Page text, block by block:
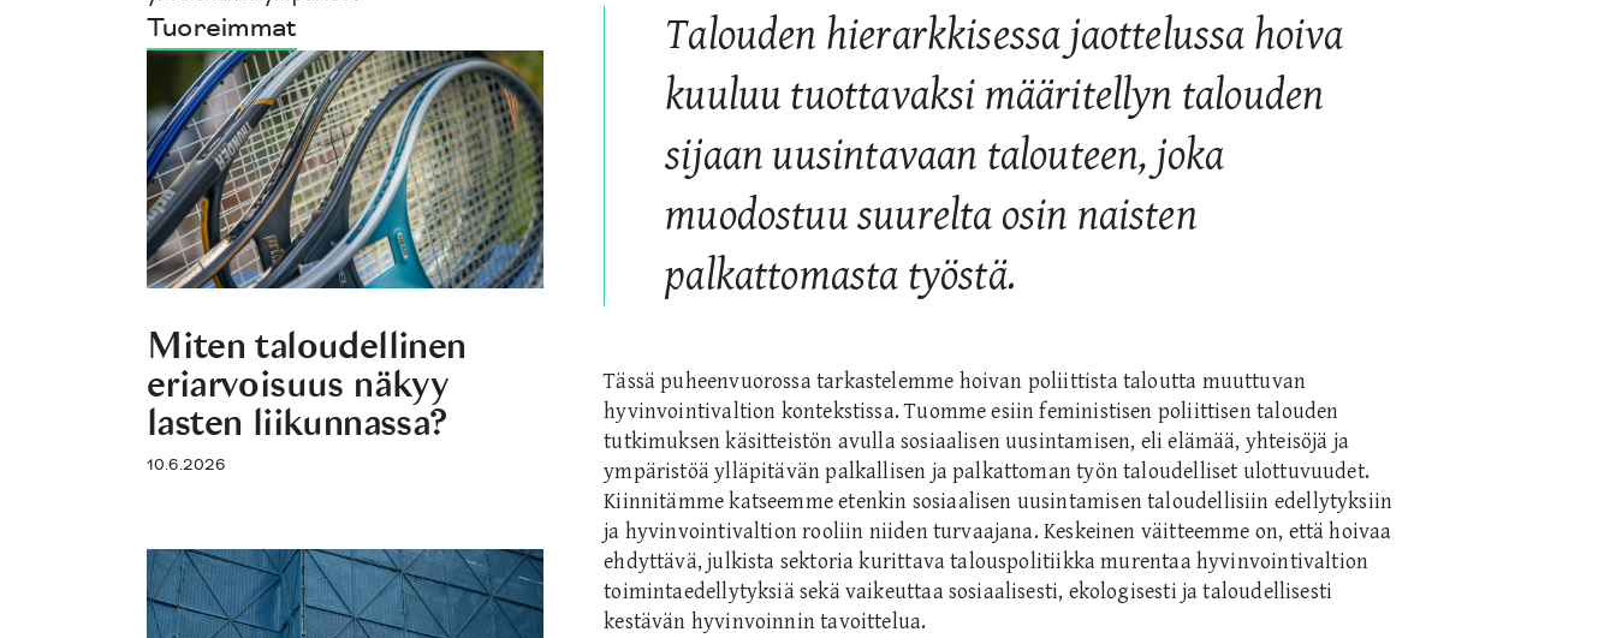
Tuoreimmat
Miten taloudellinen
eriarvoisuus näkyy
lasten liikunnassa?
10.6.2026
Talouden hierarkkisessa jaottelussa hoiva
kuuluu tuottavaksi määritellyn talouden
sijaan uusintavaan talouteen, joka
muodostuu suurelta osin naisten
palkattomasta työstä.
Tässä puheenvuorossa tarkastelemme hoivan poliittista taloutta muuttuvan
hyvinvointivaltion kontekstissa. Tuomme esiin feministisen poliittisen talouden
tutkimuksen käsitteistön avulla sosiaalisen uusintamisen, eli elämää, yhteisöjä ja
ympäristöä ylläpitävän palkallisen ja palkattoman työn taloudelliset ulottuvuudet.
Kiinnitämme katseemme etenkin sosiaalisen uusintamisen taloudellisiin edellytyksiin
ja hyvinvointivaltion rooliin niiden turvaajana. Keskeinen väitteemme on, että hoivaa
ehdyttävä, julkista sektoria kurittava talouspolitiikka murentaa hyvinvointivaltion
toimintaedellytyksiä sekä vaikeuttaa sosiaalisesti, ekologisesti ja taloudellisesti
kestävän hyvinvoinnin tavoittelua.